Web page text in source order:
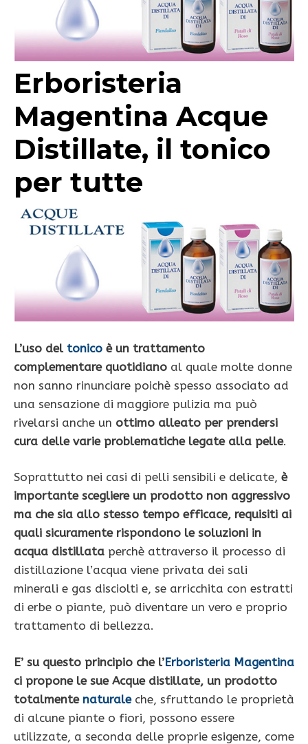
Erboristeria
Magentina Acque
Distillate, il tonico
per tutte
L’uso del tonico è un trattamento
complementare quotidiano al quale molte donne
non sanno rinunciare poichè spesso associato ad
una sensazione di maggiore pulizia ma può
rivelarsi anche un ottimo alleato per prendersi
cura delle varie problematiche legate alla pelle.
Soprattutto nei casi di pelli sensibili e delicate, è
importante scegliere un prodotto non aggressivo
ma che sia allo stesso tempo efficace, requisiti ai
quali sicuramente rispondono le soluzioni in
acqua distillata perchè attraverso il processo di
distillazione l’acqua viene privata dei sali
minerali e gas disciolti e, se arricchita con estratti
di erbe o piante, può diventare un vero e proprio
trattamento di bellezza.
E’ su questo principio che l’Erboristeria Magentina
ci propone le sue Acque distillate, un prodotto
totalmente naturaleche, sfruttando le proprietà
di alcune piante o fiori, possono essere
utilizzate, a seconda delle proprie esigenze, come